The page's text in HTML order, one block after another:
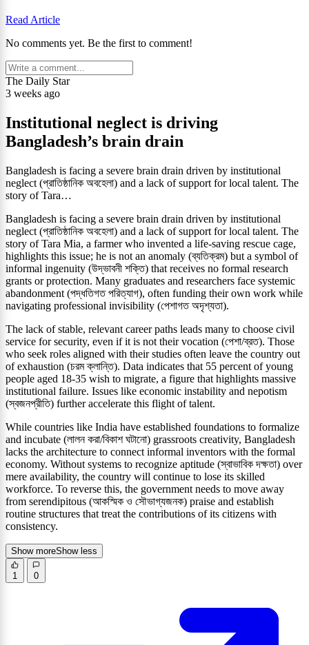
Read Article
No comments yet. Be the first to comment!
The Daily Star
3 weeks ago
Institutional neglect is driving
Bangladesh’s brain drain
Bangladesh is facing a severe brain drain driven by institutional
neglect (প্রাতিষ্ঠানিক অবহেলা) and a lack of support for local talent. The
story of Tara…
Bangladesh is facing a severe brain drain driven by institutional
neglect (প্রাতিষ্ঠানিক অবহেলা) and a lack of support for local talent. The
story of Tara Mia, a farmer who invented a life-saving rescue cage,
highlights this issue; he is not an anomaly (ব্যতিক্রম) but a symbol of
informal ingenuity (উদ্ভাবনী শক্তি) that receives no formal research
grants or protection. Many graduates and researchers face systemic
abandonment (পদ্ধতিগত পরিত্যাগ), often funding their own work while
navigating professional invisibility (পেশাগত অদৃশ্যতা).
The lack of stable, relevant career paths leads many to choose civil
service for security, even if it is not their vocation (পেশা/ব্রত). Those
who seek roles aligned with their studies often leave the country out
of exhaustion (চরম ক্লান্তি). Data indicates that 55 percent of young
people aged 18-35 wish to migrate, a figure that highlights massive
institutional failure. Issues like economic instability and nepotism
(স্বজনপ্রীতি) further accelerate this flight of talent.
While countries like India have established foundations to formalize
and incubate (লালন করা/বিকাশ ঘটানো) grassroots creativity, Bangladesh
lacks the architecture to connect informal inventors with the formal
economy. Without systems to recognize aptitude (স্বাভাবিক দক্ষতা) over
mere availability, the country will continue to lose its skilled
workforce. To reverse this, the government needs to move away
from serendipitous (আকস্মিক ও সৌভাগ্যজনক) praise and establish
routine structures that treat the contributions of its citizens with
consistency.
Show moreShow less
1 0